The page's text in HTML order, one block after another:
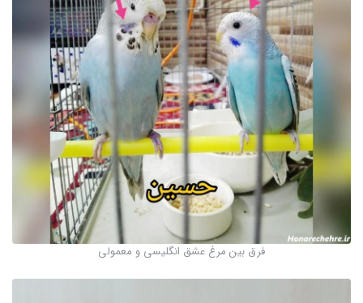
فرق بین مرغ عشق انگلیسی و معمولی